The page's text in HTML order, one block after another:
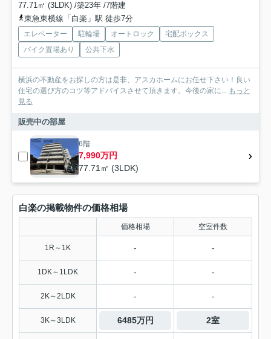
77.71㎡ (3LDK) /築23年 /7階建
東急東横線「白楽」駅 徒歩7分
エレベーター 駐輪場 オートロック
宅配ボックス
バイク置場あり
公共下水
横浜の不動産をお探しの方は是非、アスカホームにお任せ下さい！良い
住宅の選び方のコツ等アドバイスさせて頂きます。今後の家に... もっと
見る
販売中の部屋
6階
7,990万円
77.71㎡ (3LDK)
白楽の掲載物件の価格相場
価格相場 空室件数
1R～1K - -
1DK～1LDK - -
2K～2LDK - -
3K～3LDK 6485万円 2室